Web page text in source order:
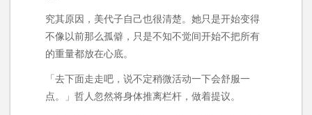
究其原因，美代子自己也很清楚。她只是开始变得
不像以前那么孤僻，只是不知不觉间开始不把所有
的重量都放在心底。
「去下面走走吧，说不定稍微活动一下会舒服一
点。」哲人忽然将身体推离栏杆，做着提议。